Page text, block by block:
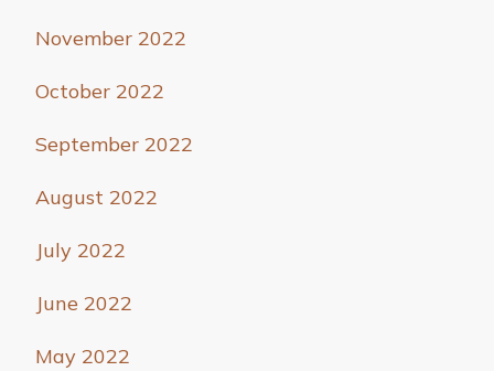
November 2022
October 2022
September 2022
August 2022
July 2022
June 2022
May 2022